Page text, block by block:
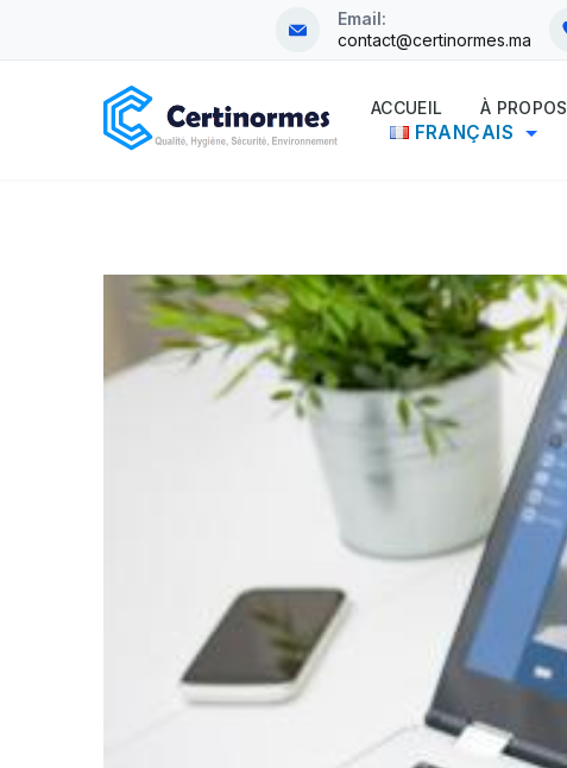
Email:
contact@certinormes.ma
ACCUEIL À PROPOS
FRANÇAIS